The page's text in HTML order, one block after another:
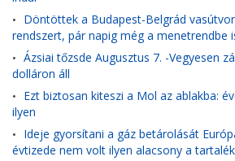
• Döntöttek a Budapest-Belgrád
rendszert, pár napig még a menetrendbe
• Ázsiai tőzsde Augusztus 7. -Vegyesen
dolláron áll
• Ezt biztosan kiteszi a Mol az ablakba:
ilyen
• Ideje gyorsítani a gáz betárolását
évtizede nem volt ilyen alacsony a tartalék